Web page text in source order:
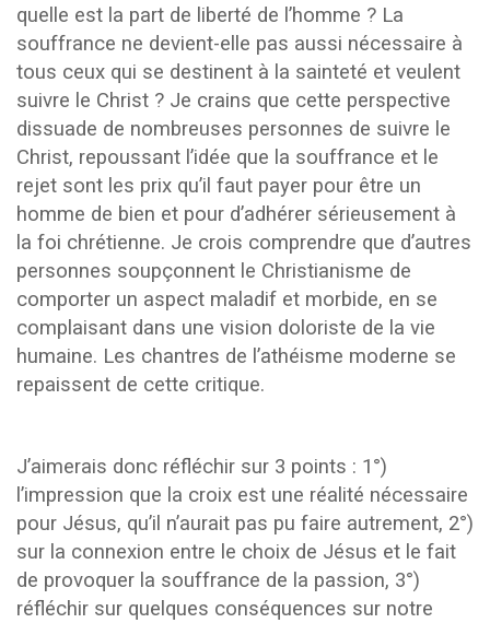
quelle est la part de liberté de l’homme ? La
souffrance ne devient-elle pas aussi nécessaire à
tous ceux qui se destinent à la sainteté et veulent
suivre le Christ ? Je crains que cette perspective
dissuade de nombreuses personnes de suivre le
Christ, repoussant l’idée que la souffrance et le
rejet sont les prix qu’il faut payer pour être un
homme de bien et pour d’adhérer sérieusement à
la foi chrétienne. Je crois comprendre que d’autres
personnes soupçonnent le Christianisme de
comporter un aspect maladif et morbide, en se
complaisant dans une vision doloriste de la vie
humaine. Les chantres de l’athéisme moderne se
repaissent de cette critique.
J’aimerais donc réfléchir sur 3 points : 1°)
l’impression que la croix est une réalité nécessaire
pour Jésus, qu’il n’aurait pas pu faire autrement, 2°)
sur la connexion entre le choix de Jésus et le fait
de provoquer la souffrance de la passion, 3°)
réfléchir sur quelques conséquences sur notre